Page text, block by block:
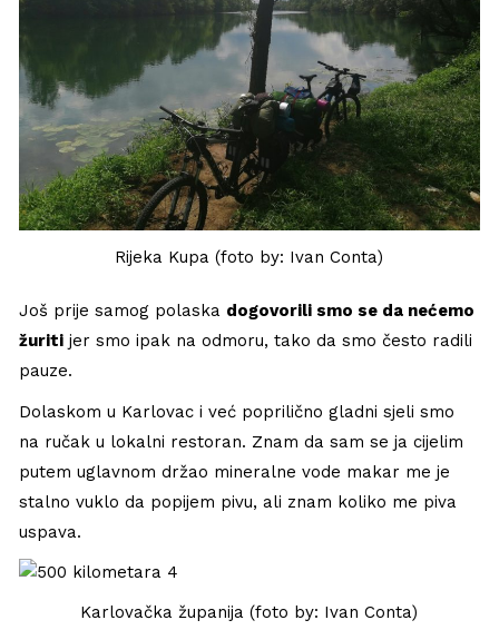
Rijeka Kupa (foto by: Ivan Conta)
Još prije samog polaska dogovorili smo se da nećemo
žuriti jer smo ipak na odmoru, tako da smo često radili
pauze.
Dolaskom u Karlovac i već poprilično gladni sjeli smo
na ručak u lokalni restoran. Znam da sam se ja cijelim
putem uglavnom držao mineralne vode makar me je
stalno vuklo da popijem pivu, ali znam koliko me piva
uspava.
Karlovačka županija (foto by: Ivan Conta)